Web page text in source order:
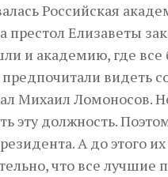
Российская
престол Елизаветы
и академию, где все
видеть
Михаил Ломоносов.
эту должность.
А до
что все лучшие